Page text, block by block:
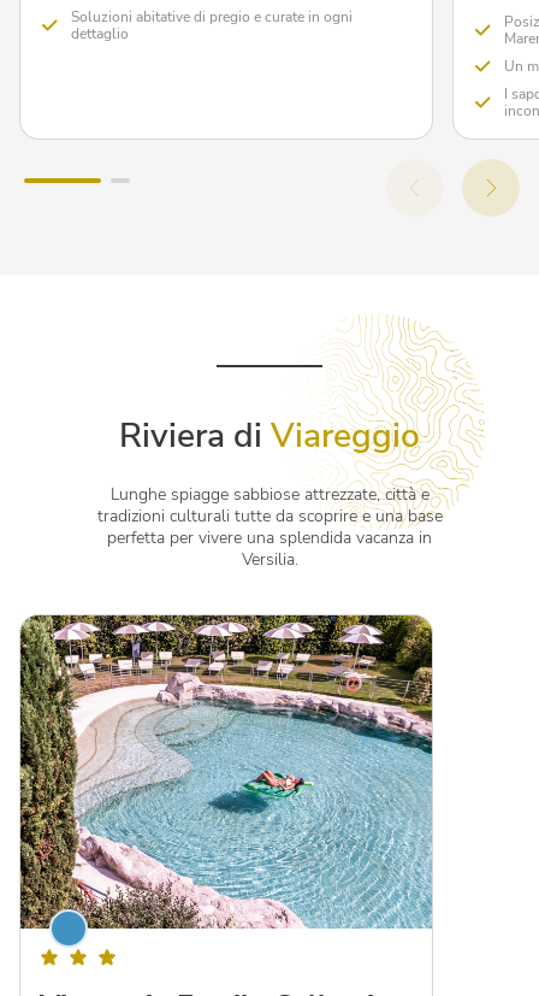
Soluzioni abitative di pregio e curate in ogni
dettaglio
Un
I
Riviera di Viareggio
Lunghe spiagge sabbiose attrezzate, città e
tradizioni culturali tutte da scoprire e una base
perfetta per vivere una splendida vacanza in
Versilia.